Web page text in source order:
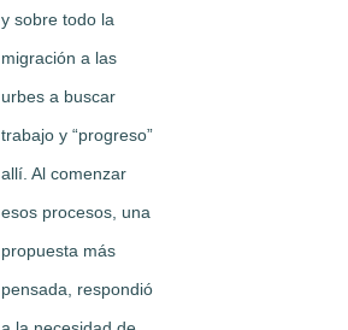
y sobre todo la
migración a las
urbes a buscar
trabajo y “progreso”
allí. Al comenzar
esos procesos, una
propuesta más
pensada, respondió